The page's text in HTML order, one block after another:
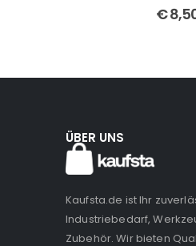
out
€
ÜBER UNS
Kaufsta.de ist Ihr
Industriebedarf,
Zubehör. Wir bieten